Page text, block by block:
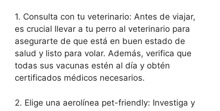
1. Consulta con tu veterinario: Antes de viajar,
es crucial llevar a tu perro al veterinario para
asegurarte de que está en buen estado de
salud y listo para volar. Además, verifica que
todas sus vacunas estén al día y obtén
certificados médicos necesarios.
2. Elige una aerolínea pet-friendly: Investiga y